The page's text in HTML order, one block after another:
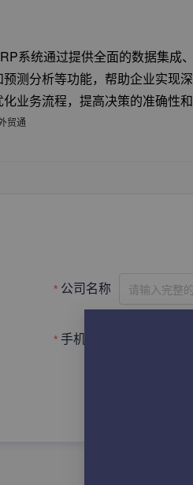
系统通过提供全面的数据集成
预测分析等功能，帮助企业实现
化业务流程，提高决策的准确性
公司名称 请输入完整
手机号码